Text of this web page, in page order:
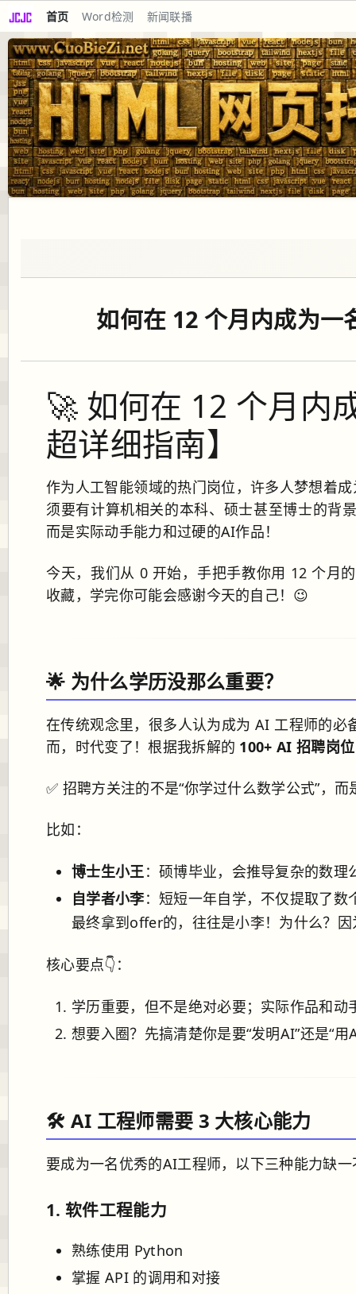
首页 Word检测 新闻联播
如何在 12 个月内成为
🚀 如何在 12 个月内
超详细指南】
作为人工智能领域的热门岗位，许多人梦想着
须要有计算机相关的本科、硕士甚至博士的背
而是实际动手能力和过硬的AI作品！
今天，我们从 0 开始，手把手教你用 12 个月
收藏，学完你可能会感谢今天的自己！😉
🌟 为什么学历没那么重要？
在传统观念里，很多人认为成为 AI 工程师的
而，时代变了！根据我拆解的 100+ AI 招聘岗位
✅ 招聘方关注的不是“你学过什么数学公式”，而
比如：
博士生小王：硕博毕业，会推导复杂的数
自学者小李：短短一年自学，不仅提取了
最终拿到offer的，往往是小李！为什么？
核心要点👇：
学历重要，但不是绝对必要；实际作品和动
想要入圈？先搞清楚你是要“发明AI”还是“用
🛠️ AI 工程师需要 3 大核心能力
要成为一名优秀的AI工程师，以下三种能力缺
1. 软件工程能力
熟练使用 Python
掌握 API 的调用和对接